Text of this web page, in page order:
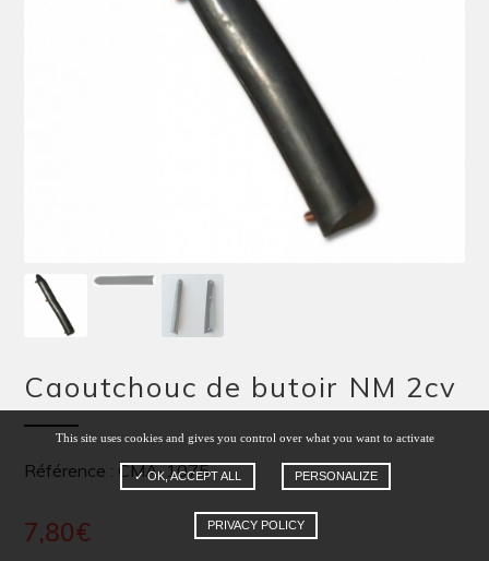
Caoutchouc de butoir NM 2cv
Référence : CMA-1075
7,80€
This site uses cookies and gives you control over what you want to activate
✓ OK, ACCEPT ALL PERSONALIZE
PRIVACY POLICY